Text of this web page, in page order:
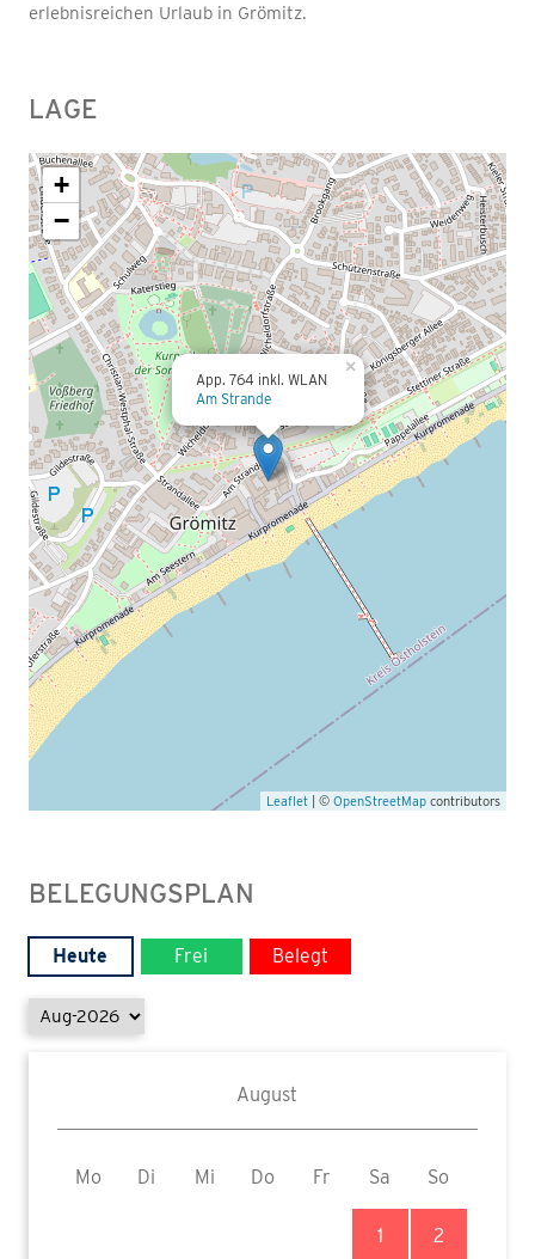
erlebnisreichen Urlaub in Grömitz.
LAGE
App. 764 inkl. WLAN
Am Strande
×
+
−
Leaflet | ©OpenStreetMap contributors
BELEGUNGSPLAN
Heute Frei Belegt
August
Mo Di Mi Do Fr Sa So
1 2